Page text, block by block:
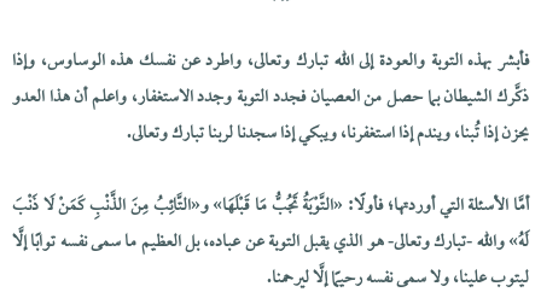
فأبشر بهذه التوبة والعودة إلى الله تبارك وتعالى، واطرد عن نفسك هذه الوساوس، وإذا
ذكَّرك الشيطان بما حصل من العصيان فجدد التوبة وجدد الاستغفار، واعلم أن هذا العدو
يحزن إذا تُبنا، ويندم إذا استغفرنا، ويبكي إذا سجدنا لربنا تبارك وتعالى.
أمَّا الأسئلة التي أوردتها؛ فأولًا: «التَّوْبَةُ تَجُبُّ مَا قَبْلَهَا» و«التَّائِبُ مِنَ الذَّنْبِ كَمَنْ لَا ذَنْبَ
لَهُ» والله -تبارك وتعالى- هو الذي يقبل التوبة عن عباده، بل العظيم ما سمى نفسه توابًا إلَّا
ليتوب علينا، ولا سمى نفسه رحيمًا إلَّا ليرحمنا.